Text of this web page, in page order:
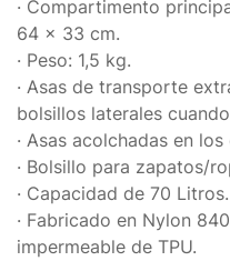
· Compartimento
64 x 33 cm.
· Peso: 1,5 kg.
· Asas de transporte
bolsillos laterales
· Asas acolchadas en
· Bolsillo para zapatos/
· Capacidad de 70 Litros.
· Fabricado en Nylon
impermeable de TPU.